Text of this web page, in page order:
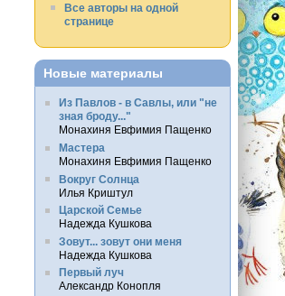
Все авторы на одной
странице
Новые материалы
Из Павлов - в Савлы, или "не
зная броду..."
Монахиня Евфимия Пащенко
Мастера
Монахиня Евфимия Пащенко
Вокруг Солнца
Илья Криштул
Царской Семье
Надежда Кушкова
Зовут... зовут они меня
Надежда Кушкова
Первый луч
Александр Конопля